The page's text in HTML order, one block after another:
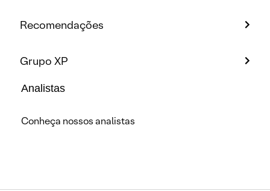
Recomendações
Grupo XP
Analistas
Conheça nossos analistas